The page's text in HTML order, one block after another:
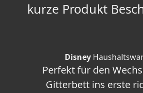
kurze Produkt
Disney
Perfekt für den
Gitterbett ins erste